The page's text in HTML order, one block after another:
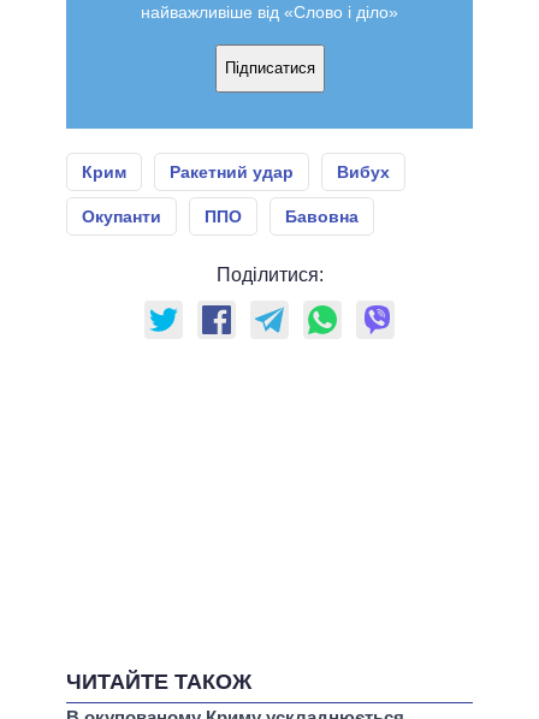
найважливіше від «Слово і діло»
Підписатися
Крим Ракетний удар Вибух
Окупанти ППО Бавовна
Поділитися:
ЧИТАЙТЕ ТАКОЖ